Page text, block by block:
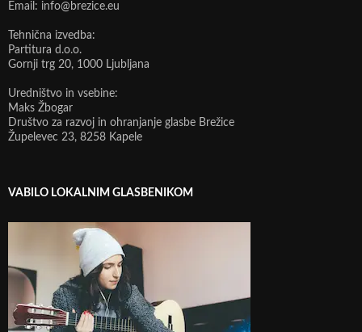
Email: info@brezice.eu
Tehnična izvedba:
Partitura d.o.o.
Gornji trg 20, 1000 Ljubljana
Uredništvo in vsebine:
Maks Žbogar
Društvo za razvoj in ohranjanje glasbe Brežice
Župelevec 23, 8258 Kapele
VABILO LOKALNIM GLASBENIKOM